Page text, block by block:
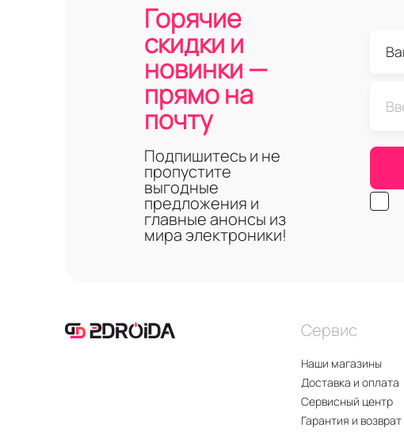
Горячие
скидки и
новинки —
прямо на
почту
Подпишитесь и не
пропустите
выгодные
предложения и
главные анонсы из
мира электроники!
Сервис
Наши магазины
Доставка и оплата
Сервисный центр
Гарантия и возврат